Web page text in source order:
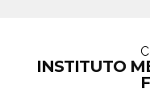
INSTITUTO